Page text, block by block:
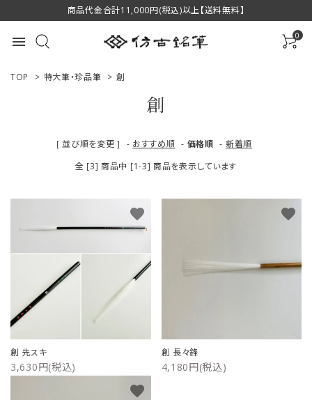
商品代金合計11,000円(税込)以上【送料無料】
menu 0
ACCOUNT MENU
商品一覧
私たちについて
プライバシーポリシー
TOP > 特大筆・珍品筆 > 創
創
[ 並び順を変更 ] - おすすめ順 - 価格順 - 新着順
全 [3] 商品中 [1-3] 商品を表示しています
創 先スキ
3,630円(税込)
favorite
創 長々鋒
4,180円(税込)
favorite
favorite